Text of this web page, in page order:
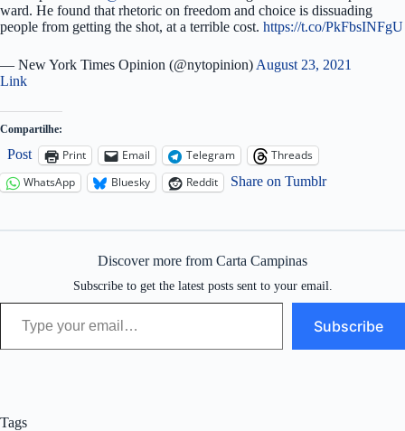
ward. He found that rhetoric on freedom and choice is dissuading
people from getting the shot, at a terrible cost. https://t.co/PkFbsINFgU
— New York Times Opinion (@nytopinion) August 23, 2021
Link
Compartilhe:
Post Print Email Telegram
Threads
WhatsApp
Bluesky Reddit Share on Tumblr
Discover more from Carta Campinas
Subscribe to get the latest posts sent to your email.
Type your email…
Subscribe
Tags